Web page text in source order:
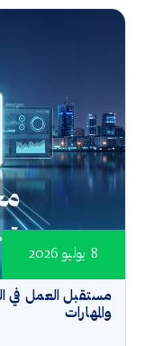
مستقبل العمل في
والمهارات
8 يوليو 2026